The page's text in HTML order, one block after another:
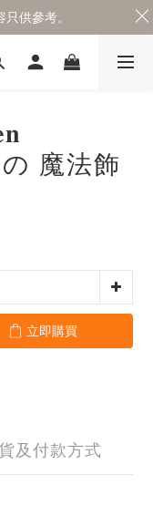
魔法飾
立即購買
及付款方式
供參考。